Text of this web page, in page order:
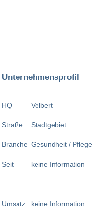
Unternehmensprofil
HQ
Straße
Branche
Seit
Umsatz
Velbert
Stadtgebiet
Gesundheit / Pflege
keine Information
keine Information